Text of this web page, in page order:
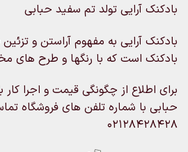
بادکنک آرایی تولد تم سفید حبابی
بادکنک آرایی به مفهوم آراستن و
بادکنک است که با رنگها و طرح های
برای اطلاع از چگونگی قیمت و اجرا
حبابی با شماره تلفن های فروشگاه
02128428428